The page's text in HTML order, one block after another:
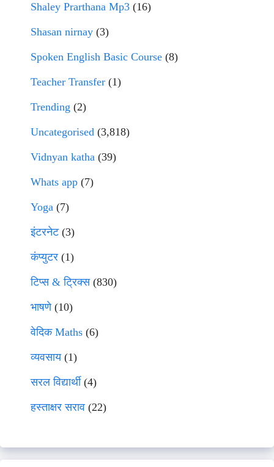
Shaley Prarthana Mp3 (16)
Shasan nirnay (3)
Spoken English Basic Course (8)
Teacher Transfer (1)
Trending (2)
Uncategorised (3,818)
Vidnyan katha (39)
Whats app (7)
Yoga (7)
इंटरनेट(3)
कंप्युटर (1)
टिप्स & ट्रिक्स(830)
भाषणे(10)
वेदिक Maths (6)
व्यवसाय(1)
सरल विद्यार्थी(4)
हस्ताक्षर सराव (22)